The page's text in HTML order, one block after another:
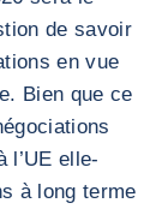
de savoir
en vue
Bien que ce
l’UE elle-
à long terme